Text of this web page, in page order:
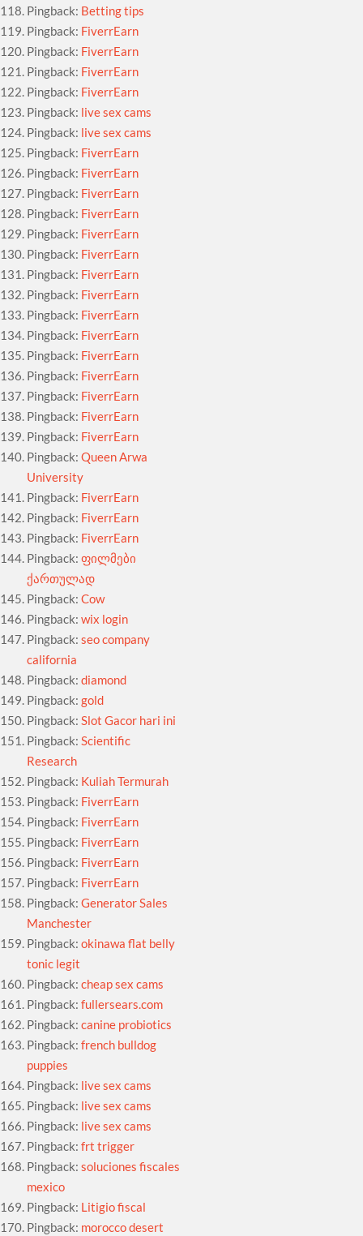
Pingback: Betting tips
Pingback: FiverrEarn
Pingback: FiverrEarn
Pingback: FiverrEarn
Pingback: FiverrEarn
Pingback: live sex cams
Pingback: live sex cams
Pingback: FiverrEarn
Pingback: FiverrEarn
Pingback: FiverrEarn
Pingback: FiverrEarn
Pingback: FiverrEarn
Pingback: FiverrEarn
Pingback: FiverrEarn
Pingback: FiverrEarn
Pingback: FiverrEarn
Pingback: FiverrEarn
Pingback: FiverrEarn
Pingback: FiverrEarn
Pingback: FiverrEarn
Pingback: FiverrEarn
Pingback: FiverrEarn
Pingback:Queen Arwa
University
Pingback: FiverrEarn
Pingback: FiverrEarn
Pingback: FiverrEarn
Pingback:ფილმები
ქართულად
Pingback:Cow
Pingback:wix login
Pingback:seo company
california
Pingback:diamond
Pingback:gold
Pingback:Slot Gacor hari ini
Pingback:Scientific
Research
Pingback: Kuliah Termurah
Pingback: FiverrEarn
Pingback: FiverrEarn
Pingback: FiverrEarn
Pingback: FiverrEarn
Pingback: FiverrEarn
Pingback:Generator Sales
Manchester
Pingback:okinawa flat belly
tonic legit
Pingback:cheap sex cams
Pingback:fullersears.com
Pingback:canine probiotics
Pingback:french bulldog
puppies
Pingback: live sex cams
Pingback: live sex cams
Pingback: live sex cams
Pingback:frt trigger
Pingback:soluciones fiscales
mexico
Pingback: Litigio fiscal
Pingback: morocco desert